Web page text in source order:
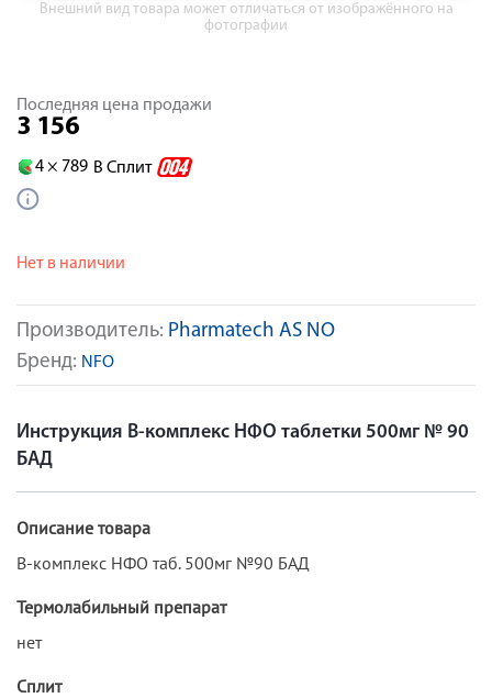
Внешний вид товара может отличаться от изображённого на
фотографии
Производитель: Pharmatech AS NO
Бренд: NFO
Последняя цена продажи
3 156
4 × 789 В Сплит
Нет в наличии
Инструкция B-комплекс НФО таблетки 500мг № 90
БАД
Описание товара
B-комплекс НФО таб. 500мг №90 БАД
Термолабильный препарат
нет
Сплит